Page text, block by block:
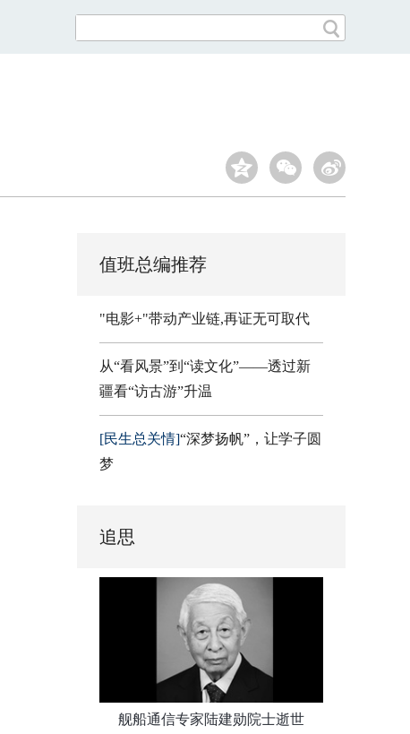
值班总编推荐
"电影+"带动产业链,再证无可取代
从“看风景”到“读文化”——透过新
疆看“访古游”升温
[民生总关情]“深梦扬帆”，让学子圆
梦
追思
舰船通信专家陆建勋院士逝世